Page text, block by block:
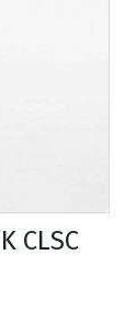
CLSC